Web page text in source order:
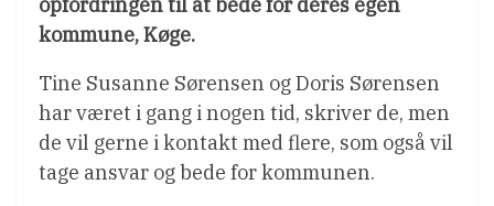
kommune, Køge.
Tine Susanne Sørensen og Doris Sørensen
har været i gang i nogen tid, skriver de, men
de vil gerne i kontakt med flere, som også vil
tage ansvar og bede for kommunen.